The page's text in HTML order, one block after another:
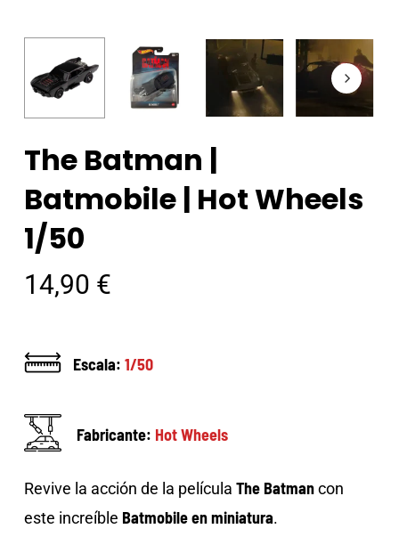
The Batman |
Batmobile | Hot Wheels
1/50
14,90 €
Escala: 1/50
Fabricante: Hot Wheels
Revive la acción de la película The Batmancon
este increíble Batmobile en miniatura.